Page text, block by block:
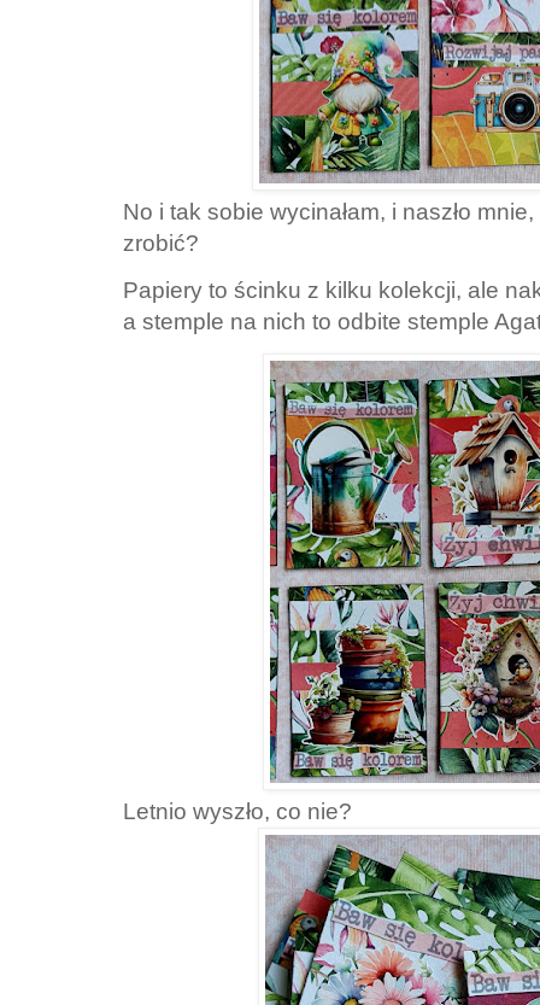
No i tak sobie wycinałam, i naszło
zrobić?
Papiery to ścinku z kilku kolekcji, ale
a stemple na nich to odbite stemple
Letnio wyszło, co nie?